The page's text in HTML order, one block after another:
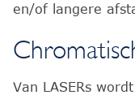
en/of langere
Van LASERs